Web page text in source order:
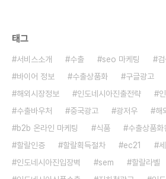
태그
서비스소개 수출 seo 마케팅
바이어 정보
수출상품화 구글광고
해외시장정보
인도네시아진출전략
수출바우처
중국광고 광저우
해
b2b 온라인 마케팅
식품 수출상품화
할랄인증
할랄획득절차 ec21
인도네시아진입장벽
sem 할랄라벨